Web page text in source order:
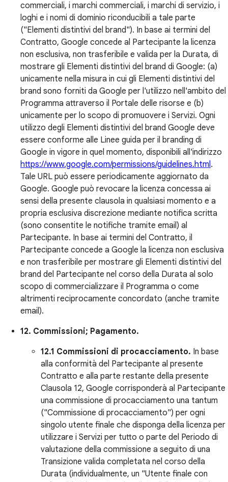
commerciali, i marchi commerciali, i marchi di servizio, i
loghi e i nomi di dominio riconducibili a tale parte
("Elementi distintivi del brand"). In base ai termini del
Contratto, Google concede al Partecipante la licenza
non esclusiva, non trasferibile e valida per la Durata, di
mostrare gli Elementi distintivi del brand di Google: (a)
unicamente nella misura in cui gli Elementi distintivi del
brand sono forniti da Google per l'utilizzo nell'ambito del
Programma attraverso il Portale delle risorse e (b)
unicamente per lo scopo di promuovere i Servizi. Ogni
utilizzo degli Elementi distintivi del brand Google deve
essere conforme alle Linee guida per il branding di
Google in vigore in quel momento, disponibili all'indirizzo
https://www.google.com/permissions/guidelines.html.
Tale URL può essere periodicamente aggiornato da
Google. Google può revocare la licenza concessa ai
sensi della presente clausola in qualsiasi momento e a
propria esclusiva discrezione mediante notifica scritta
(sono consentite le notifiche tramite email) al
Partecipante. In base ai termini del Contratto, il
Partecipante concede a Google la licenza non esclusiva
e non trasferibile per mostrare gli Elementi distintivi del
brand del Partecipante nel corso della Durata al solo
scopo di commercializzare il Programma o come
altrimenti reciprocamente concordato (anche tramite
email).
12. Commissioni; Pagamento.
12.1 Commissioni di procacciamento. In base
alla conformità del Partecipante al presente
Contratto e alla parte restante della presente
Clausola 12, Google corrisponderà al Partecipante
una commissione di procacciamento una tantum
("Commissione di procacciamento") per ogni
singolo utente finale che disponga della licenza per
utilizzare i Servizi per tutto o parte del Periodo di
valutazione della commissione a seguito di una
Transizione valida completata nel corso della
Durata (individualmente, un "Utente finale con